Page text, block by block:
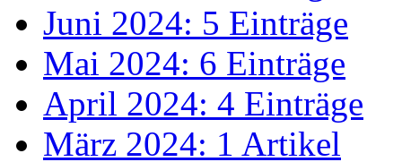
Juni 2024: 5 Einträge
Mai 2024: 6 Einträge
April 2024: 4 Einträge
März 2024: 1 Artikel